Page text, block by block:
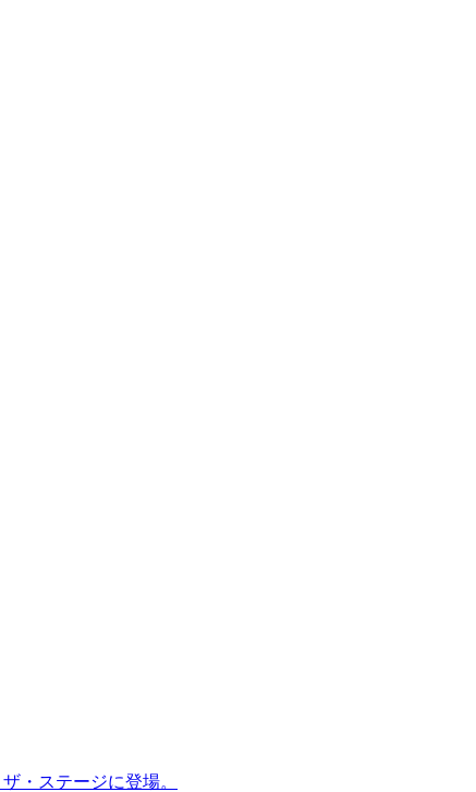
・ステージに登場。